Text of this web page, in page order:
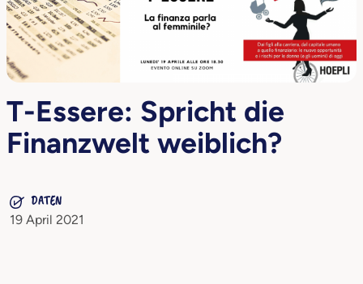
T-Essere: Spricht die
Finanzwelt weiblich?
DATEN
19 April 2021